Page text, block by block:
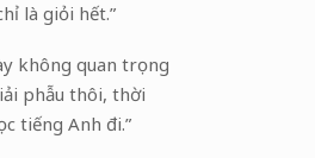
là giỏi hết.”
không quan trọng
phẫu thôi, thời
tiếng Anh đi.”